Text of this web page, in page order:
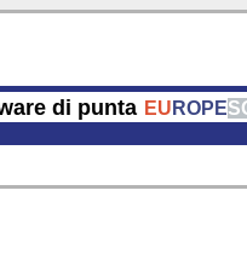
di punta EU ROPE